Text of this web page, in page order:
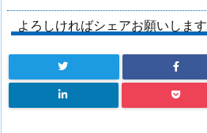
よろしければシェアお願いします